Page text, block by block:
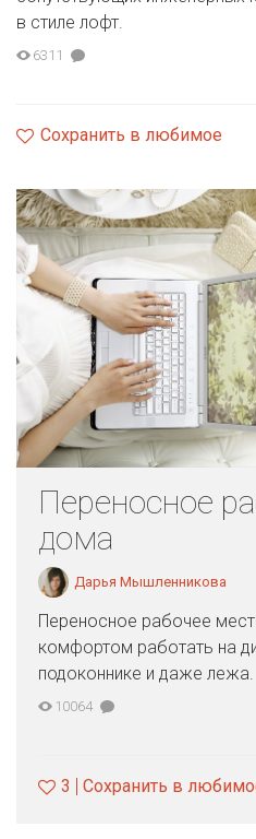
в стиле лофт.
6311
Сохранить в любимое
Переносное
дома
Дарья Мышленникова
Переносное рабочее
комфортом работать на
подоконнике и даже лежа.
10064
3 Сохранить в